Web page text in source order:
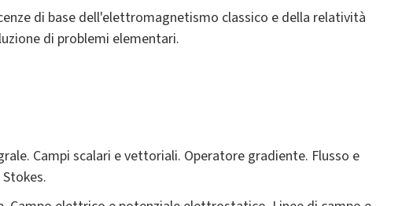
di base dell'elettromagnetismo classico e della relatività
di problemi elementari.
Campi scalari e vettoriali. Operatore gradiente. Flusso e